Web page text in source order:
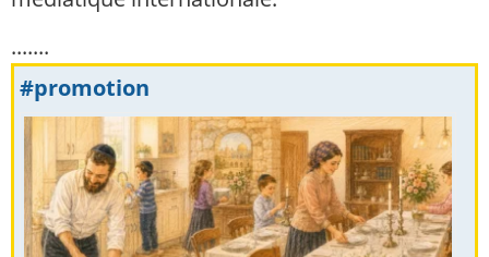
.......
#promotion